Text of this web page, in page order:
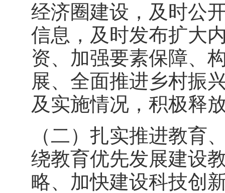
经济圈建设，及时公
信息，及时发布扩大
资、加强要素保障、
展、全面推进乡村振
及实施情况，积极释
（二）扎实推进教育
绕教育优先发展建设
略、加快建设科技创